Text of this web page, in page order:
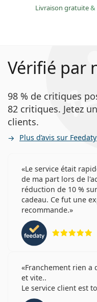
Livraison gratuite&
Vérifié par
98 % de critiques
82 critiques. Jetez
clients.
Plus d’avis sur Feedaty
Le service était
de ma part lors de
réduction de 10 %
cadeau. Ce fut une
recommande.
Franchement rien a
et vite..
Le service client est